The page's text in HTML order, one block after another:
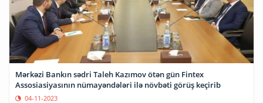
Mərkəzi Bankın sədri Taleh Kazımov ötən gün Fintex
Assosiasiyasının nümayəndələri ilə növbəti görüş keçirib
04-11-2023